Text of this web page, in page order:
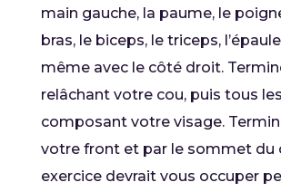
main gauche, la paume, le
bras, le biceps, le triceps,
même avec le côté droit.
relâchant votre cou, puis tous
composant votre visage.
votre front et par le sommet du
exercice devrait vous occuper